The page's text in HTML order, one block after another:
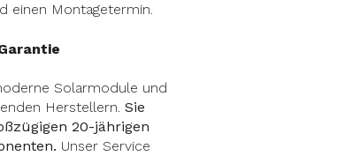
einen Montagetermin.
Solarmodule und
Herstellern.Sie
20-jährigen
Unser Service